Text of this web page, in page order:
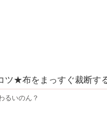
ツ★布をまっすぐ裁断す
るいのん？